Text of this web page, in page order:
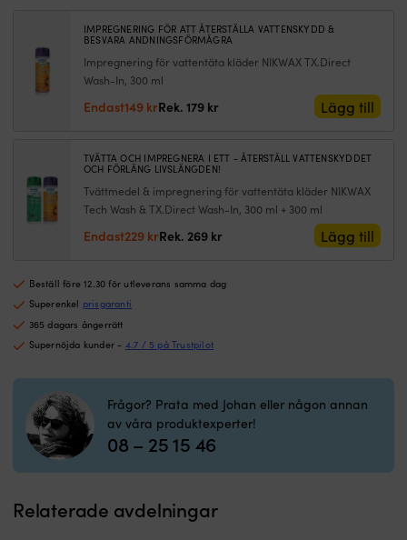
SoftShell+
Vest
Phantom,
herr
IMPREGNERING FÖR ATT ÅTERSTÄLLA VATTENSKYDD &
BESVARA ANDNINGSFÖRMÅGRA
Impregnering för vattentäta kläder NIKWAX TX.Direct
Wash-In, 300 ml
Endast Rek. 179 kr
Det
var:
179 kr.
149 kr
Det
är:
149 kr.
Lägg till
TVÄTTA OCH IMPREGNERA I ETT - ÅTERSTÄLL VATTENSKYDDET
OCH FÖRLÄNG LIVSLÄNGDEN!
Tvättmedel & impregnering för vattentäta kläder NIKWAX
Tech Wash & TX.Direct Wash-In, 300 ml + 300 ml
Endast Rek. 269 kr
Det
var:
269 kr.
229 kr
Det
är:
229 kr.
Lägg till
Beställ före 12.30 för utleverans samma dag
Superenkel prisgaranti
365 dagars ångerrätt
Supernöjda kunder - 4.7 / 5 på Trustpilot
Frågor? Prata med Johan eller någon annan
av våra produktexperter!
08 – 25 15 46
Relaterade avdelningar